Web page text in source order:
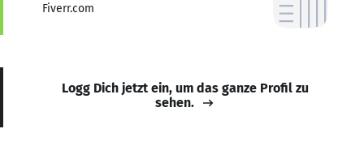
Fiverr.com
Logg Dich jetzt ein, um das ganze Profil zu
sehen.